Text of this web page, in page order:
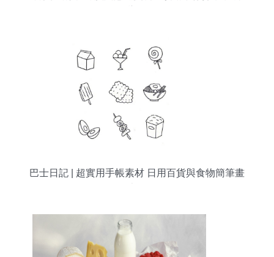
巴士日記 | 超實用手帳素材 日用百貨與食物簡筆畫